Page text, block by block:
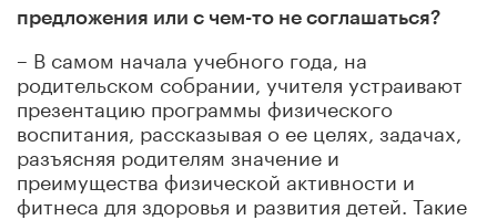
предложения или с чем-то не соглашаться?
– В самом начала учебного года, на
родительском собрании, учителя устраивают
презентацию программы физического
воспитания, рассказывая о ее целях, задачах,
разъясняя родителям значение и
преимущества физической активности и
фитнеса для здоровья и развития детей. Такие